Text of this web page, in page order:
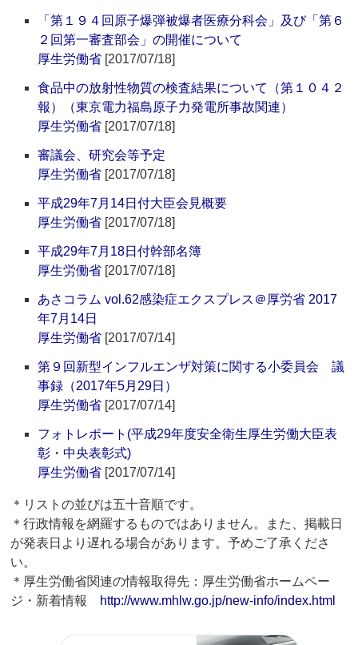
「第１９４回原子爆弾被爆者医療分科会」及び「第６
２回第一審査部会」の開催について
厚生労働省 [2017/07/18]
食品中の放射性物質の検査結果について（第１０４２
報）（東京電力福島原子力発電所事故関連）
厚生労働省 [2017/07/18]
審議会、研究会等予定
厚生労働省 [2017/07/18]
平成29年7月14日付大臣会見概要
厚生労働省 [2017/07/18]
平成29年7月18日付幹部名簿
厚生労働省 [2017/07/18]
あさコラム vol.62感染症エクスプレス＠厚労省 2017
年7月14日
厚生労働省 [2017/07/14]
第９回新型インフルエンザ対策に関する小委員会 議
事録（2017年5月29日）
厚生労働省 [2017/07/14]
フォトレポート(平成29年度安全衛生厚生労働大臣表
彰・中央表彰式)
厚生労働省 [2017/07/14]
＊リストの並びは五十音順です。
＊行政情報を網羅するものではありません。また、掲載日
が発表日より遅れる場合があります。予めご了承くださ
い。
＊厚生労働省関連の情報取得先：厚生労働省ホームペー
ジ・新着情報 http://www.mhlw.go.jp/new-info/index.html